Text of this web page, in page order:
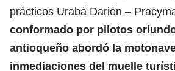
prácticos Urabá Darién –
conformado por pilotos
antioqueño abordó la
inmediaciones del muelle